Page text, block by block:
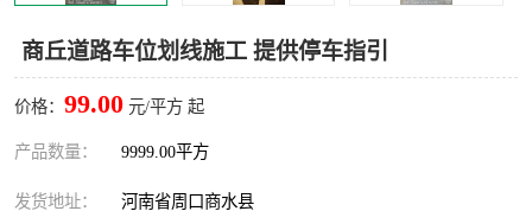
商丘道路车位划线施工 提供停车指引
价格： 99.00 元/平方 起
产品数量： 9999.00平方
发货地址： 河南省周口商水县